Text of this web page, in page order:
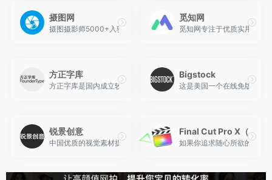
摄图网
摄图摄影师5000+入驻并进行交流成长，百万图片量和设计师在这
觅知网
觅知网专注于优质实用的设
方正字库
方正字库是国内成立较早的专业字库公司，致力于解决字体相关的
Bigstock
这是美国一个在线免版税的
锐景创意
中国优质的视觉素材提供商，专业的正版图片、视频素材交易平台
Final Cut Pro X（苹果
如果你追求随心所欲的剪辑